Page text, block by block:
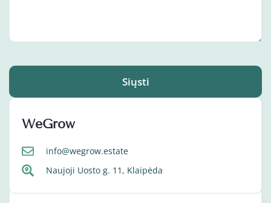
Siųsti
WeGrow
info@wegrow.estate
Naujoji Uosto g. 11, Klaipėda